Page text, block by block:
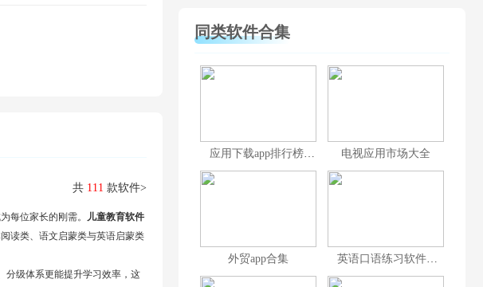
共 111 款软件>
每位家长的刚需。
儿童教育软件
读类、语文启蒙类与英语启蒙类
分级体系更能提升学习效率，这
同类软件合集
应用下载app排行榜前十名 电视应用市场大全
外贸app合集 英语口语练习软件排行榜前十名